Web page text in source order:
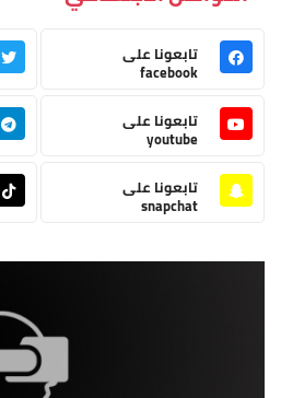
تابعونا على
facebook
تابعونا على
youtube
تابعونا على
snapchat